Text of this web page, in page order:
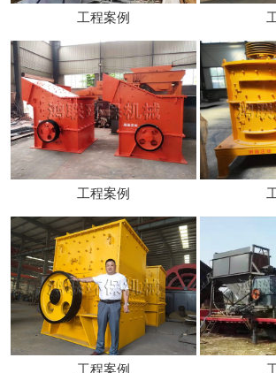
工程案例
工程案例
工程案例